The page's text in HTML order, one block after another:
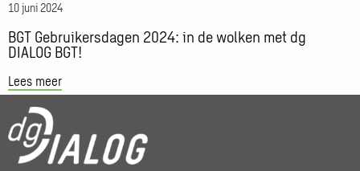
10 juni 2024
BGT Gebruikersdagen 2024: in de wolken met dg
DIALOG BGT!
Lees meer